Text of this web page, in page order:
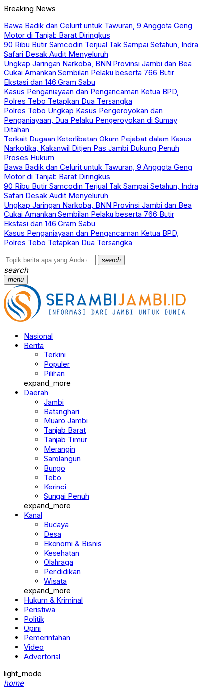
Breaking News
Bawa Badik dan Celurit untuk Tawuran, 9 Anggota Geng
Motor di Tanjab Barat Diringkus
90 Ribu Butir Samcodin Terjual Tak Sampai Setahun, Indra
Safari Desak Audit Menyeluruh
Ungkap Jaringan Narkoba, BNN Provinsi Jambi dan Bea
Cukai Amankan Sembilan Pelaku beserta 766 Butir
Ekstasi dan 146 Gram Sabu
Kasus Penganiayaan dan Pengancaman Ketua BPD,
Polres Tebo Tetapkan Dua Tersangka
Polres Tebo Ungkap Kasus Pengeroyokan dan
Penganiayaan, Dua Pelaku Pengeroyokan di Sumay
Ditahan
Terkait Dugaan Keterlibatan Okum Pejabat dalam Kasus
Narkotika, Kakanwil Ditjen Pas Jambi Dukung Penuh
Proses Hukum
Bawa Badik dan Celurit untuk Tawuran, 9 Anggota Geng
Motor di Tanjab Barat Diringkus
90 Ribu Butir Samcodin Terjual Tak Sampai Setahun, Indra
Safari Desak Audit Menyeluruh
Ungkap Jaringan Narkoba, BNN Provinsi Jambi dan Bea
Cukai Amankan Sembilan Pelaku beserta 766 Butir
Ekstasi dan 146 Gram Sabu
Kasus Penganiayaan dan Pengancaman Ketua BPD,
Polres Tebo Tetapkan Dua Tersangka
search
search
menu
Nasional
Berita
Terkini
Populer
Pilihan
expand_more
Daerah
Jambi
Batanghari
Muaro Jambi
Tanjab Barat
Tanjab Timur
Merangin
Sarolangun
Bungo
Tebo
Kerinci
Sungai Penuh
expand_more
Kanal
Budaya
Desa
Ekonomi & Bisnis
Kesehatan
Olahraga
Pendidikan
Wisata
expand_more
Hukum & Kriminal
Peristiwa
Politik
Opini
Pemerintahan
Video
Advertorial
light_mode
home